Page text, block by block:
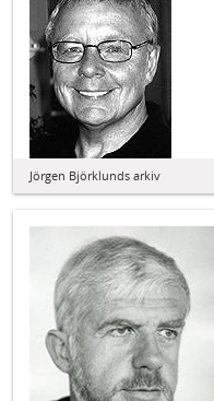
Jörgen Björklunds arkiv